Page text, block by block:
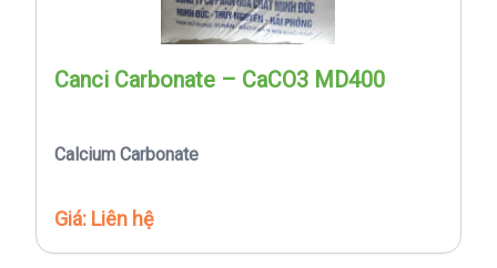
Canci Carbonate – CaCO3 MD400
Calcium Carbonate
Giá: Liên hệ